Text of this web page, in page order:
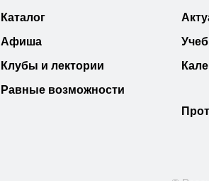
Каталог
Афиша
Клубы и лектории
Равные возможности